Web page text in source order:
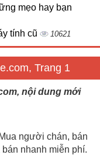
mẹo hay bạn
tính cũ 10621
Trang 1
nội dung mới
người chán, bán
nhanh miễn phí.